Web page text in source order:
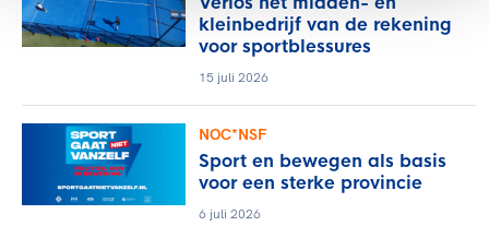
kleinbedrijf van de rekening
voor sportblessures
15 juli 2026
NOC*NSF
Sport en bewegen als basis
voor een sterke provincie
6 juli 2026